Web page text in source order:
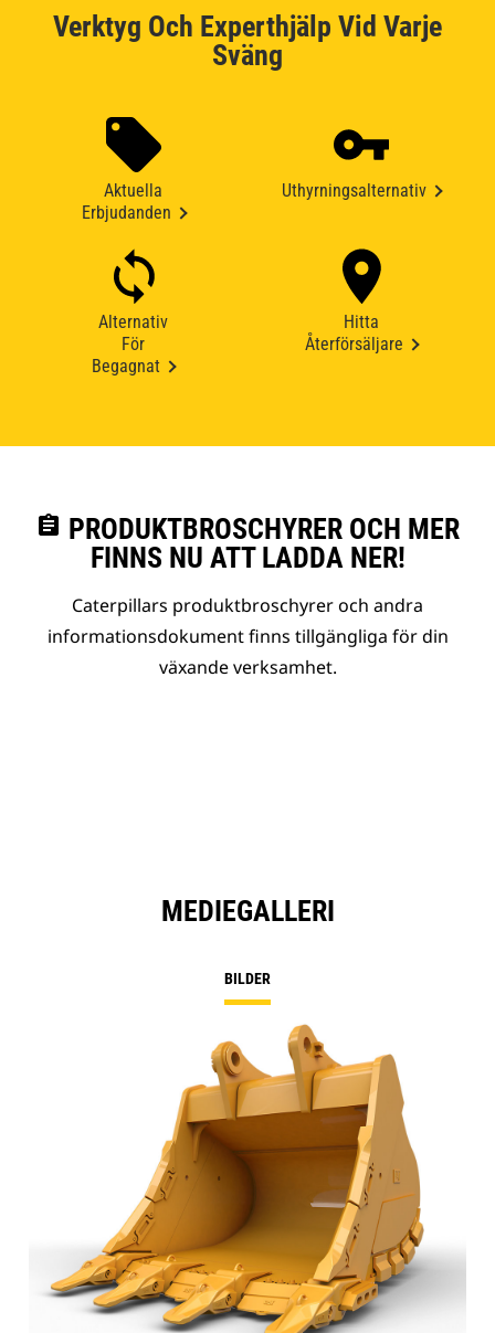
Verktyg Och Experthjälp Vid Varje
Sväng
Aktuella
Erbjudanden
Uthyrningsalternativ
Alternativ
För
Begagnat
Hitta
Återförsäljare
assignment PRODUKTBROSCHYRER OCH MER
FINNS NU ATT LADDA NER!
Caterpillars produktbroschyrer och andra
informationsdokument finns tillgängliga för din
växande verksamhet.
MEDIEGALLERI
BILDER